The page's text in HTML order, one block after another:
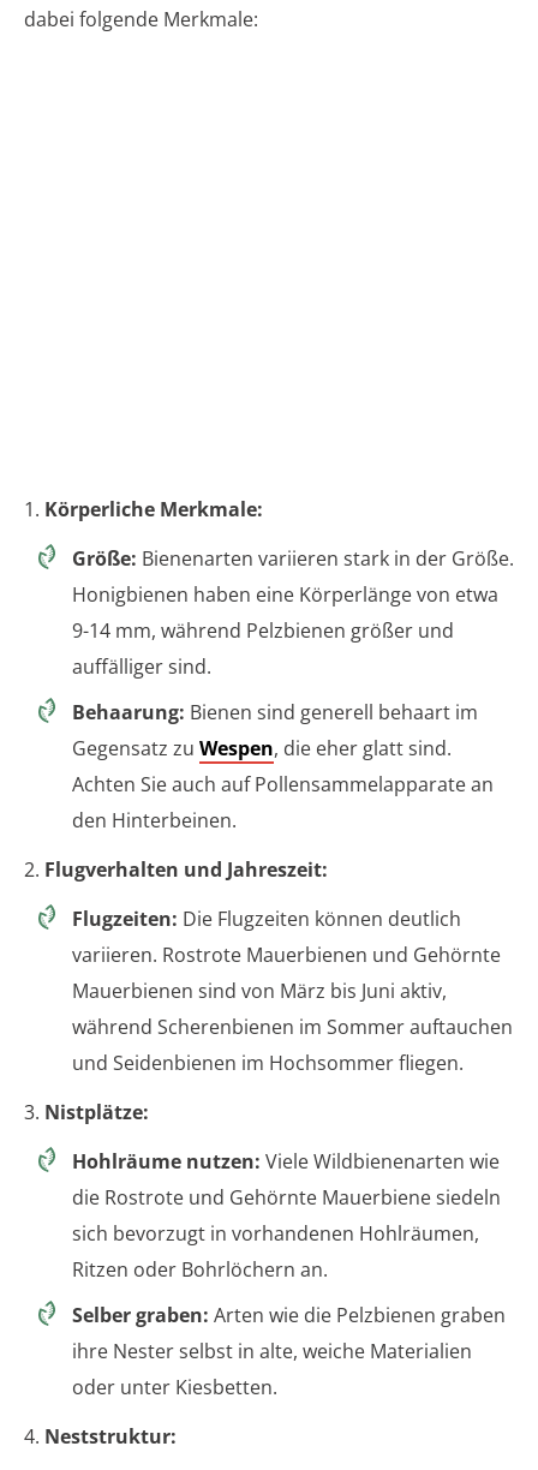
dabei folgende Merkmale:
1. Körperliche Merkmale:
Größe: Bienenarten variieren stark in der Größe.
Honigbienen haben eine Körperlänge von etwa
9-14 mm, während Pelzbienen größer und
auffälliger sind.
Behaarung: Bienen sind generell behaart im
Gegensatz zu Wespen, die eher glatt sind.
Achten Sie auch auf Pollensammelapparate an
den Hinterbeinen.
2. Flugverhalten und Jahreszeit:
Flugzeiten: Die Flugzeiten können deutlich
variieren. Rostrote Mauerbienen und Gehörnte
Mauerbienen sind von März bis Juni aktiv,
während Scherenbienen im Sommer auftauchen
und Seidenbienen im Hochsommer fliegen.
3. Nistplätze:
Hohlräume nutzen: Viele Wildbienenarten wie
die Rostrote und Gehörnte Mauerbiene siedeln
sich bevorzugt in vorhandenen Hohlräumen,
Ritzen oder Bohrlöchern an.
Selber graben: Arten wie die Pelzbienen graben
ihre Nester selbst in alte, weiche Materialien
oder unter Kiesbetten.
4. Neststruktur: